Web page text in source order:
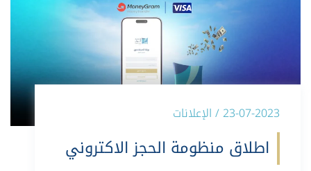
23-07-2023 / الإعلانات
اطلاق منظومة الحجز الاكتروني